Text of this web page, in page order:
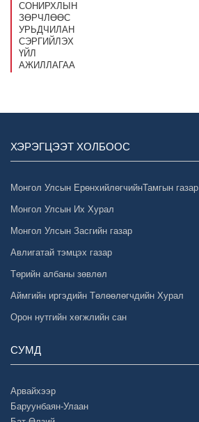
СОНИРХЛЫН
ЗӨРЧЛӨӨС
УРЬДЧИЛАН
СЭРГИЙЛЭХ
ҮЙЛ
АЖИЛЛАГАА
ХЭРЭГЦЭЭТ ХОЛБООС
Монгол Улсын ЕрөнхийлөгчийнТамгын газар
Монгол Улсын Их Хурал
Монгол Улсын Засгийн газар
Авлигатай тэмцэх газар
Төрийн албаны зөвлөл
Аймгийн иргэдийн Төлөөлөгчдийн Хурал
Орон нутгийн хөгжлийн сан
СУМД
Арвайхээр
Баруунбаян-Улаан